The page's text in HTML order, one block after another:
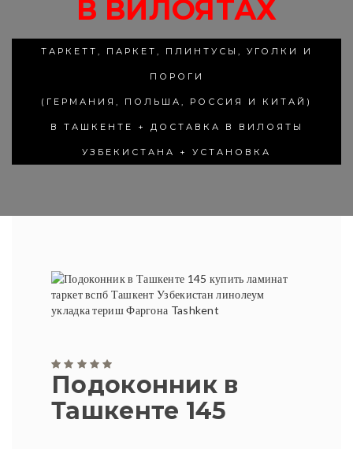
В ВИЛОЯТАХ
ТАРКЕТТ, ПАРКЕТ, ПЛИНТУСЫ, УГОЛКИ И
ПОРОГИ
(ГЕРМАНИЯ, ПОЛЬША, РОССИЯ И КИТАЙ)
В ТАШКЕНТЕ + ДОСТАВКА В ВИЛОЯТЫ
УЗБЕКИСТАНА + УСТАНОВКА
Подоконник в
Ташкенте 145